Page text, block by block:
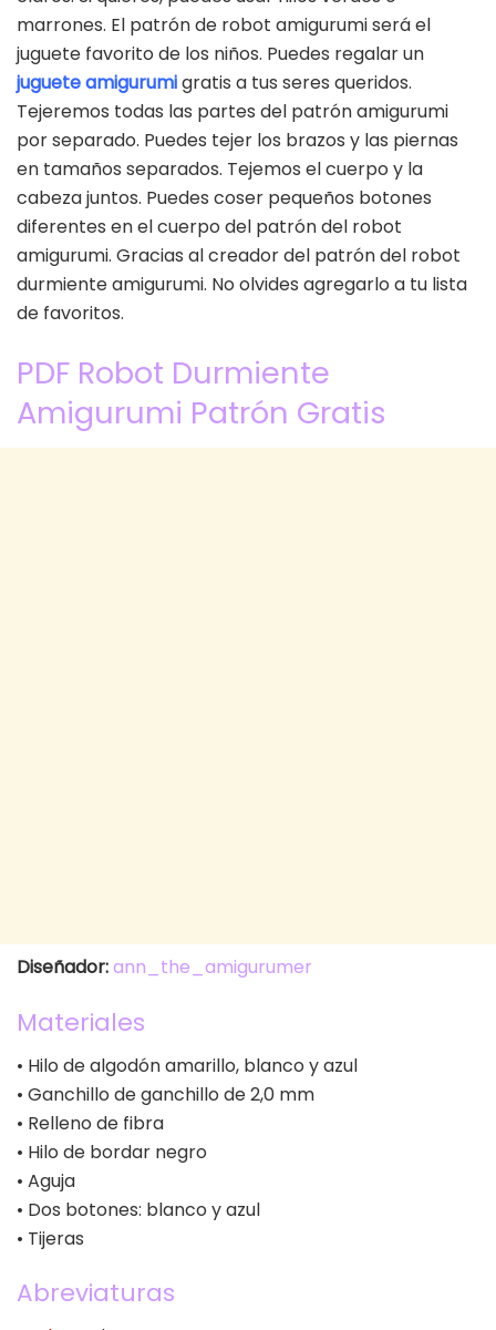
marrones. El patrón de robot amigurumi será el
juguete favorito de los niños. Puedes regalar un
juguete amigurumigratis a tus seres queridos.
Tejeremos todas las partes del patrón amigurumi
por separado. Puedes tejer los brazos y las piernas
en tamaños separados. Tejemos el cuerpo y la
cabeza juntos. Puedes coser pequeños botones
diferentes en el cuerpo del patrón del robot
amigurumi. Gracias al creador del patrón del robot
durmiente amigurumi. No olvides agregarlo a tu lista
de favoritos.
PDF Robot Durmiente
Amigurumi Patrón Gratis
Diseñador:ann_the_amigurumer
Materiales
• Hilo de algodón amarillo, blanco y azul
• Ganchillo de ganchillo de 2,0 mm
• Relleno de fibra
• Hilo de bordar negro
• Aguja
• Dos botones: blanco y azul
• Tijeras
Abreviaturas